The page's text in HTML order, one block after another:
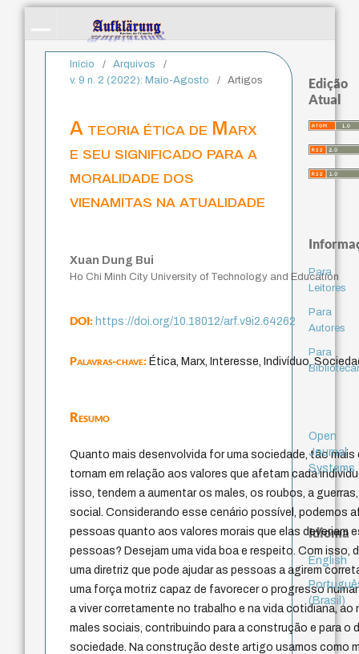
Início / Arquivos
/
v. 9 n. 2 (2022): Maio-Agosto
/ Artigos
A teoria ética de Marx
e seu significado para a
moralidade dos
vienamitas na atualidade
Xuan Dung Bui
Ho Chi Minh City University of Technology and Education
DOI:https://doi.org/10.18012/arf.v9i2.64262
Palavras-chave:Ética, Marx, Interesse, Indivíduo,
Resumo
Quanto mais desenvolvida for uma sociedade, tão
tornam em relação aos valores que afetam cada
isso, tendem a aumentar os males, os roubos, a
social. Considerando esse cenário possível, podemos
pessoas quanto aos valores morais que elas deveriam
pessoas? Desejam uma vida boa e respeito. Com isso,
uma diretriz que pode ajudar as pessoas a agirem
uma força motriz capaz de favorecer o progresso
a viver corretamente no trabalho e na vida cotidiana, ao
males sociais, contribuindo para a construção e para o
sociedade. Na construção deste artigo usamos como
Edição
Atual
Para
Leitores
Para
Autores
Para
Open
Journal
Systems
Idioma
English
(Brasil)